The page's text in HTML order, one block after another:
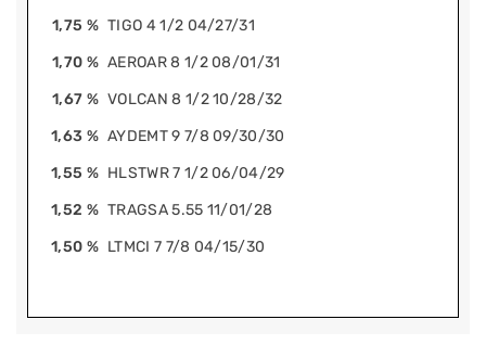
1,75 % TIGO 4 1/2 04/27/31
1,70 % AEROAR 8 1/2 08/01/31
1,67 % VOLCAN 8 1/2 10/28/32
1,63 % AYDEMT 9 7/8 09/30/30
1,55 % HLSTWR 7 1/2 06/04/29
1,52 % TRAGSA 5.55 11/01/28
1,50 % LTMCI 7 7/8 04/15/30